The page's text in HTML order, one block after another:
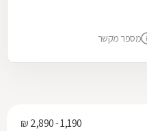
מספר מקשר
1,190 - 2,890 ₪